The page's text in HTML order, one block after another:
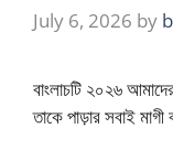
July 6, 2026 by
বাংলাচটি ২০২৬
তাকে পাড়ার সবাই